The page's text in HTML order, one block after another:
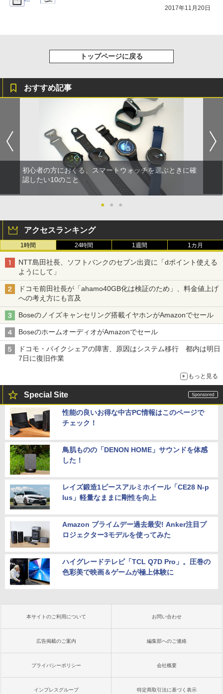
2017年11月20日
トップページに戻る
おすすめ記事
初心者の方におくる、スマートウォッチを選ぶときに確
認したい10のこと
● ● ●
アクセスランキング
1時間 24時間 1週間 1カ月
NTT島田社長、ソフトバンクのセブン出資に「dポイント使える
ようにして」
ドコモ前田社長が「ahamo40GB化は検証のため」、料金値上げ
への考え方にも言及
Boseのノイズキャンセリング搭載イヤホンがAmazonでセール
BoseのホームオーディオがAmazonでセール
ドコモ・バイクシェアの障害、原因はシステム移行 都内は明日
7日に復旧作業
もっと見る
Special Site
性能の良いお得な中古PC情報はこのページで
チェック！
鳥肌ものの「DENON HOME」サウンドを体感
した！
レイズ鍛造1ピースアルミホイール「CE28 N-p
lus」軽量なままに剛性を向上
Amazon プライムデー過去最安! Anker注目プ
ロジェクター3モデルを使ってみた
ハイグレードテレビ「TCL Q7D Pro」。圧巻の
色彩美で映画＆ゲームが極上体験に
本サイトのご利用について お問い合わせ
広告掲載のご案内 編集部へのご連絡
プライバシーポリシー 会社概要
インプレスグループ 特定商取引法に基づく表示